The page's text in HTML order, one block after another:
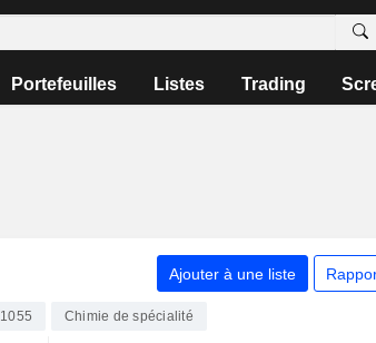
Portefeuilles Listes Trading
Ajouter à une liste
Chimie de spécialité